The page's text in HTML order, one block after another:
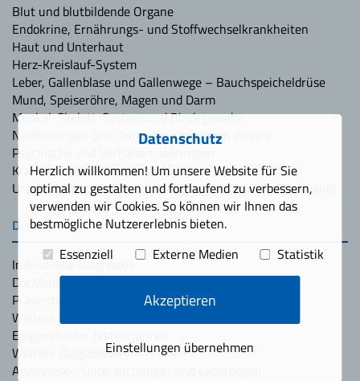
Blut und blutbildende Organe
Endokrine, Ernährungs- und Stoffwechselkrankheiten
Haut und Unterhaut
Herz-Kreislauf-System
Leber, Gallenblase und Gallenwege – Bauchspeicheldrüse
Mund, Speiseröhre, Magen und Darm
Muskel-Skelett-System und Bindegewebe
Neubildungen bzw. Tumorerkrankungen (Krebs)
Psychische und Verhaltensstörungen
Krankheiten des Nervensystems
Urogenitalsystem (Nieren, Harnwege – Geschlechtsorgane)
Diagnostik
Individuelle Diagnostik
DocMedicus Expertensystem
Präventions-, Anti-Aging- und Sportlerchecks
Weitere medizinische Checks
Epigenetische Testverfahren
Weitere Diagnostik
Anamnese-, Untersuchungs- und Laborbögen
Datenschutz
Herzlich willkommen! Um unsere Website für Sie
optimal zu gestalten und fortlaufend zu verbessern,
verwenden wir Cookies. So können wir Ihnen das
bestmögliche Nutzererlebnis bieten.
Essenziell
Externe Medien Statistik
Akzeptieren
Einstellungen übernehmen